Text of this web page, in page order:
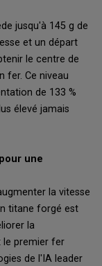
jusqu'à 145 g de
et un départ
le centre de
fer. Ce niveau
de 133 %
élevé jamais
une
la vitesse
titane forgé est
la
le premier fer
de l'IA leader